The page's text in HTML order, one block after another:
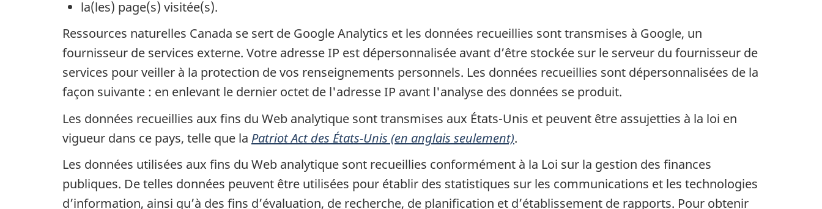
la(les) page(s) visitée(s).
Ressources naturelles Canada se sert de Google Analytics et les données recueillies sont transmises à Google, un
fournisseur de services externe. Votre adresse IP est dépersonnalisée avant d’être stockée sur le serveur du fournisseur de
services pour veiller à la protection de vos renseignements personnels. Les données recueillies sont dépersonnalisées de la
façon suivante : en enlevant le dernier octet de l'adresse IP avant l'analyse des données se produit.
Les données recueillies aux fins du Web analytique sont transmises aux États-Unis et peuvent être assujetties à la loi en
vigueur dans ce pays, telle que la Patriot Act des États-Unis (en anglais seulement).
Les données utilisées aux fins du Web analytique sont recueillies conformément à la Loi sur la gestion des finances
publiques. De telles données peuvent être utilisées pour établir des statistiques sur les communications et les technologies
d’information, ainsi qu’à des fins d’évaluation, de recherche, de planification et d’établissement de rapports. Pour obtenir